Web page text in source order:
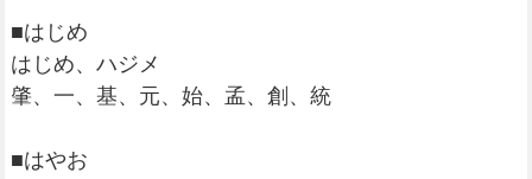
■はじめ
はじめ、ハジメ
肇、一、基、元、始、孟、創、統
■はやお